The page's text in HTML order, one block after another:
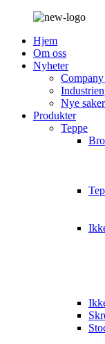
Hjem
Om oss
Nyheter
Nye saker
Produkter
Teppe